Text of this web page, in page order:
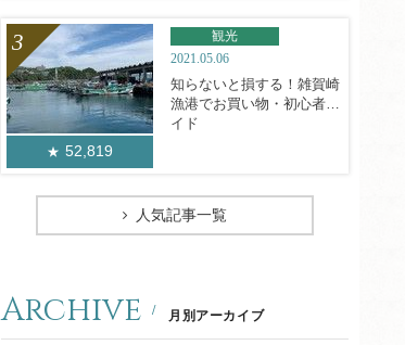
52,819
観光
2021.05.06
知らないと損する！雑賀崎
漁港でお買い物・初心者ガ
イド
人気記事一覧
Archive 月別アーカイブ